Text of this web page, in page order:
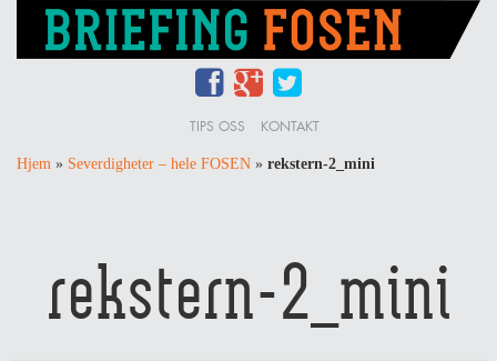
TIPS OSS KONTAKT
Hjem » Severdigheter – hele FOSEN » rekstern-2_mini
rekstern-2_mini